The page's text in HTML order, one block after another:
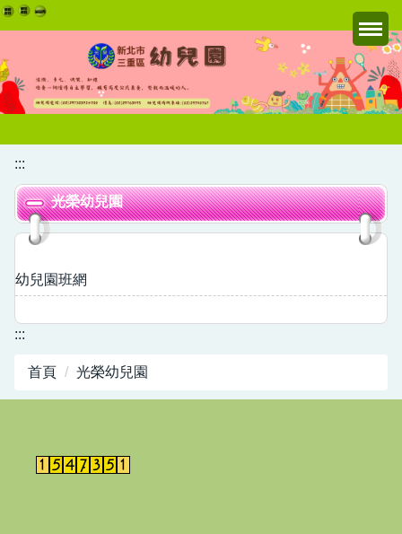
跳
到
要
內
區
:::
光榮幼兒園
幼兒園班網
:::
首頁 光榮幼兒園